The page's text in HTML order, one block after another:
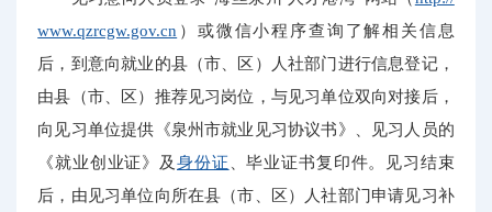
www.qzrcgw.gov.cn ）或微信小程序查询了解相关信息
后，到意向就业的县（市、区）人社部门进行信息登记，
由县（市、区）推荐见习岗位，与见习单位双向对接后，
向见习单位提供《泉州市就业见习协议书》、见习人员的
《就业创业证》及身份证 、毕业证书复印件。见习结束
后，由见习单位向所在县（市、区）人社部门申请见习补